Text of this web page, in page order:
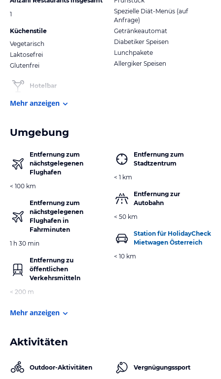
1
Küchenstile
Vegetarisch
Laktosefrei
Glutenfrei
Hotelbar
Spezielle Diät-Menüs (auf
Anfrage)
Getränkeautomat
Diabetiker Speisen
Lunchpakete
Allergiker Speisen
Mehr anzeigen
Umgebung
Entfernung zum
nächstgelegenen
Flughafen
< 100 km
Entfernung zum
nächstgelegenen
Flughafen in
Fahrminuten
1 h 30 min
Entfernung zu
öffentlichen
Verkehrsmitteln
< 200 m
Entfernung zum
Stadtzentrum
< 1 km
Entfernung zur
Autobahn
< 50 km
Station für HolidayCheck
Mietwagen Österreich
< 10 km
Mehr anzeigen
Aktivitäten
Outdoor-Aktivitäten Vergnügungssport